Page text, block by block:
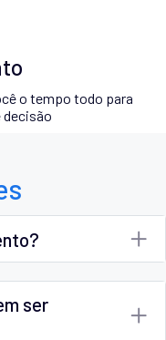
o tempo todo para
decisão
ser